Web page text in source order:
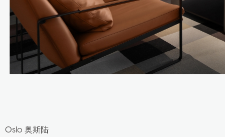
Oslo 奥斯陆